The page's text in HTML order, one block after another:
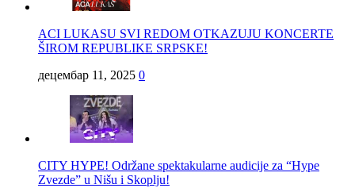
ACI LUKASU SVI REDOM OTKAZUJU KONCERTE
ŠIROM REPUBLIKE SRPSKE!
децембар 11, 2025 0
CITY HYPE! Održane spektakularne audicije za “Hype
Zvezde” u Nišu i Skoplju!